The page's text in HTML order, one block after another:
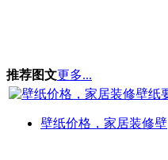
推荐图文更多...
壁纸价格，家居装修壁